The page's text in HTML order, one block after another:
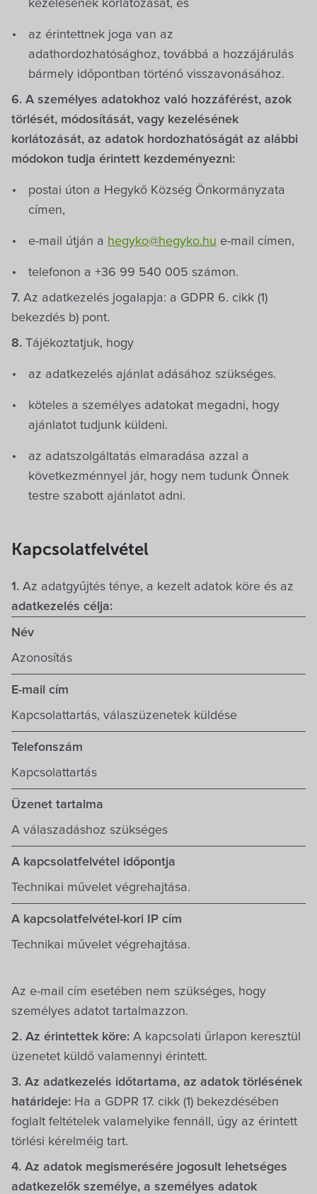
kezelésének korlátozását, és
az érintettnek joga van az
adathordozhatósághoz, továbbá a hozzájárulás
bármely időpontban történő visszavonásához.
6. A személyes adatokhoz való hozzáférést, azok
törlését, módosítását, vagy kezelésének
korlátozását, az adatok hordozhatóságát az alábbi
módokon tudja érintett kezdeményezni:
postai úton a Hegykő Község Önkormányzata
címen,
e-mail útján a hegyko@hegyko.hu e-mail címen,
telefonon a +36 99 540 005 számon.
7. Az adatkezelés jogalapja: a GDPR 6. cikk (1)
bekezdés b) pont.
8. Tájékoztatjuk, hogy
az adatkezelés ajánlat adásához szükséges.
köteles a személyes adatokat megadni, hogy
ajánlatot tudjunk küldeni.
az adatszolgáltatás elmaradása azzal a
következménnyel jár, hogy nem tudunk Önnek
testre szabott ajánlatot adni.
Kapcsolatfelvétel
1. Az adatgyűjtés ténye, a kezelt adatok köre és az
adatkezelés célja:
Név
Azonosítás
E-mail cím
Kapcsolattartás, válaszüzenetek küldése
Telefonszám
Kapcsolattartás
Üzenet tartalma
A válaszadáshoz szükséges
A kapcsolatfelvétel időpontja
Technikai művelet végrehajtása.
A kapcsolatfelvétel-kori IP cím
Technikai művelet végrehajtása.
Az e-mail cím esetében nem szükséges, hogy
személyes adatot tartalmazzon.
2. Az érintettek köre: A kapcsolati űrlapon keresztül
üzenetet küldő valamennyi érintett.
3. Az adatkezelés időtartama, az adatok törlésének
határideje: Ha a GDPR 17. cikk (1) bekezdésében
foglalt feltételek valamelyike fennáll, úgy az érintett
törlési kérelméig tart.
4. Az adatok megismerésére jogosult lehetséges
adatkezelők személye, a személyes adatok